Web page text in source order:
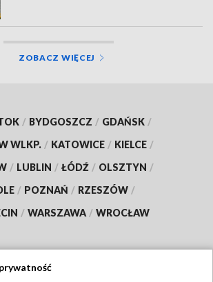
ZOBACZ WIĘCEJ
/ BYDGOSZCZ / GDAŃSK /
WLKP. / KATOWICE / KIELCE /
/ LUBLIN / ŁÓDŹ / OLSZTYN /
/ POZNAŃ / RZESZÓW /
/ WARSZAWA / WROCŁAW